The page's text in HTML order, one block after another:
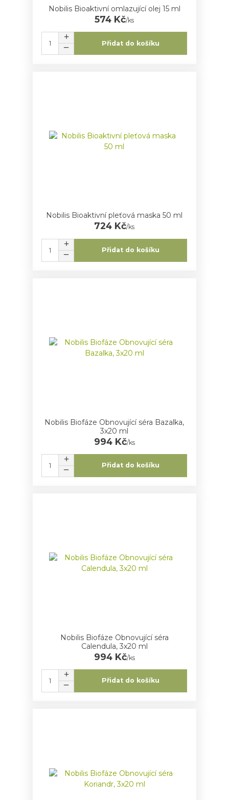
Nobilis Bioaktivní omlazující olej 15 ml
574 Kč/ks
Přidat do košíku
Nobilis Bioaktivní pleťová maska 50 ml
724 Kč/ks
Přidat do košíku
Nobilis Biofáze Obnovující séra Bazalka,
3x20 ml
994 Kč/ks
Přidat do košíku
Nobilis Biofáze Obnovující séra
Calendula, 3x20 ml
994 Kč/ks
Přidat do košíku